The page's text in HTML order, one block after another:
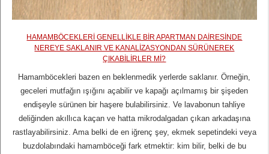
HAMAMBÖCEKLERI GENELLIKLE BIR APARTMAN DAIRESINDE
NEREYE SAKLANIR VE KANALIZASYONDAN SÜRÜNEREK
ÇIKABILIRLER MI?
Hamamböcekleri bazen en beklenmedik yerlerde saklanır. Örneğin,
geceleri mutfağın ışığını açabilir ve kapağı açılmamış bir şişeden
endişeyle sürünen bir haşere bulabilirsiniz. Ve lavabonun tahliye
deliğinden akıllıca kaçan ve hatta mikrodalgadan çıkan arkadaşına
rastlayabilirsiniz. Ama belki de en iğrenç şey, ekmek sepetindeki veya
buzdolabındaki hamamböceği fark etmektir: kim bilir, belki de bu